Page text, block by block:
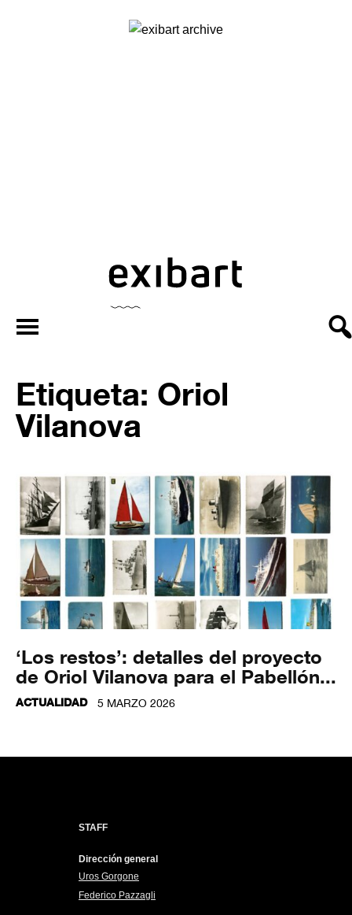
exibart.ar
Etiqueta: Oriol
Vilanova
‘Los restos’: detalles del proyecto
de Oriol Vilanova para el Pabellón...
ACTUALIDAD 5 MARZO 2026
STAFF
Dirección general
Uros Gorgone
Federico Pazzagli